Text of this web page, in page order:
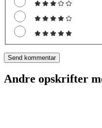
Andre opskrifter